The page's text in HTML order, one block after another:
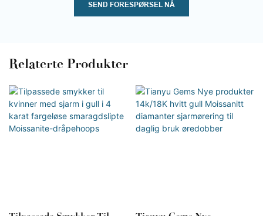
SEND FORESPØRSEL NÅ
Relaterte Produkter